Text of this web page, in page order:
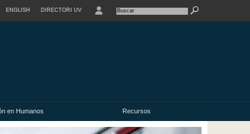
ENGLISH DIRECTORI UV
en Humanos Recursos